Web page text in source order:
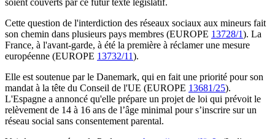
soient couverts par ce futur texte législatif.
Cette question de l'interdiction des réseaux sociaux aux mineurs fait
son chemin dans plusieurs pays membres (EUROPE 13728/1). La
France, à l'avant-garde, à été la première à réclamer une mesure
européenne (EUROPE 13732/11).
Elle est soutenue par le Danemark, qui en fait une priorité pour son
mandat à la tête du Conseil de l'UE (EUROPE 13681/25).
L'Espagne a annoncé qu'elle prépare un projet de loi qui prévoit le
relèvement de 14 à 16 ans de l’âge minimal pour s’inscrire sur un
réseau social sans consentement parental.